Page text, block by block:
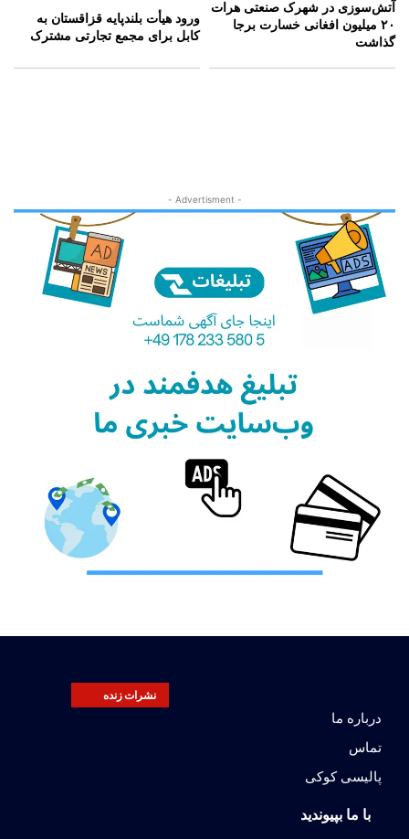
آتش‌سوزی در شهرک صنعتی هرات
۲۰ میلیون افغانی خسارت برجا
گذاشت
ورود هیأت بلندپایه قزاقستان به
کابل برای مجمع تجارتی مشترک
- Advertisment -
نشرات زنده
درباره ما
تماس
پالیسی کوکی
با ما بپیوندید